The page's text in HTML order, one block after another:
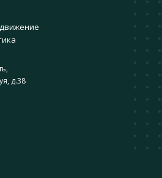
д.38